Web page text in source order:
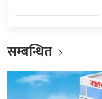
सम्बन्धित